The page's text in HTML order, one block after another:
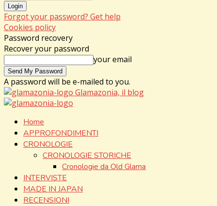
Forgot your password? Get help
Cookies policy
Password recovery
Recover your password
your email
A password will be e-mailed to you.
Glamazonia, il blog
Home
APPROFONDIMENTI
CRONOLOGIE
CRONOLOGIE STORICHE
Cronologie da Old Glama
INTERVISTE
MADE IN JAPAN
RECENSIONI